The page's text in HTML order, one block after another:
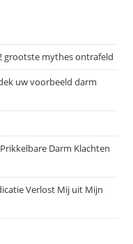
grootste mythes ontrafeld
uw voorbeeld darm
Darm Klachten
Verlost Mij uit Mijn